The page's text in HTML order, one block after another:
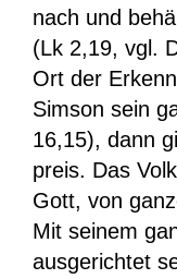
nach und
(Lk 2,19, vgl.
Ort der
Simson sein
16,15), dann
preis. Das
Gott, von
Mit seinem
ausgerichtet